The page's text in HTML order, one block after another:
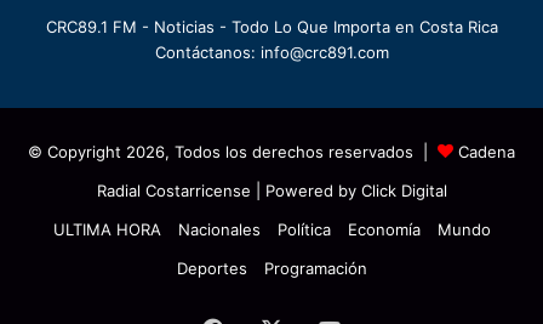
CRC89.1 FM - Noticias - Todo Lo Que Importa en Costa Rica
Contáctanos: info@crc891.com
© Copyright 2026, Todos los derechos reservados |
Cadena
Radial Costarricense | Powered by Click Digital
ULTIMA HORA
Nacionales Política Economía
Mundo
Deportes
Programación